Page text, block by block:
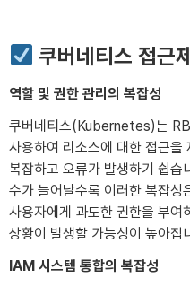
쿠버네티스 접근
역할 및 권한 관리의 복잡성
쿠버네티스(Kubernetes)는
사용하여 리소스에 대한 접근을
복잡하고 오류가 발생하기 쉽습
수가 늘어날수록 이러한 복잡성
사용자에게 과도한 권한을 부여
상황이 발생할 가능성이 높아집
IAM 시스템 통합의 복잡성